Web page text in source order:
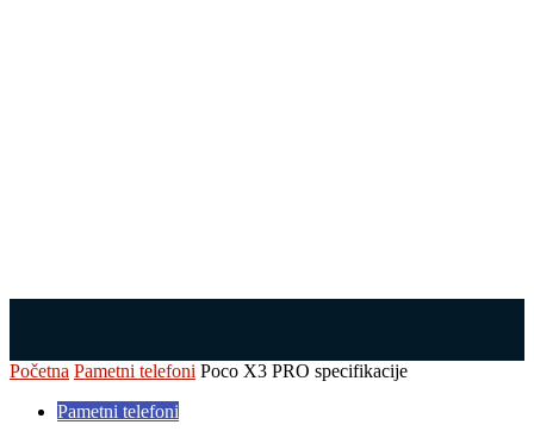
Početna Pametni telefoni Poco X3 PRO specifikacije
Pametni telefoni